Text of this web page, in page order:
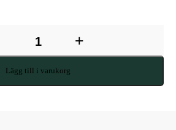
+
Lägg till i varukorg